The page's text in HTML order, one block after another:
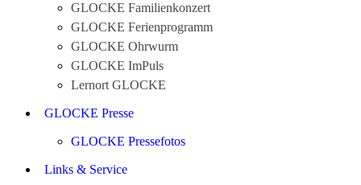
GLOCKE Familienkonzert
GLOCKE Ferienprogramm
GLOCKE Ohrwurm
GLOCKE ImPuls
Lernort GLOCKE
GLOCKE Presse
GLOCKE Pressefotos
Links & Service